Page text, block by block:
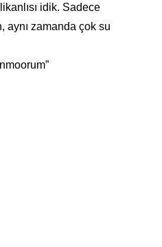
idik. Sadece
aynı zamanda çok su